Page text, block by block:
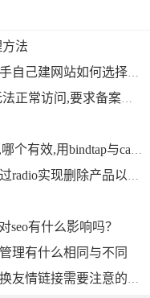
法
智能建站与传统建站有何不同？新手自己建网站如何选择比较好？
系统检测到您的域名 （）下站点无法正常访问,要求备案，网站服务器是海外的，域名是国内的，做海外业务需要备案吗
微信小程序view多级绑定点击事件,哪个有效,用bindtap与catchtap实现
微信小程序，购物车功能开发，通过radio实现删除产品以及批量删除功能实现
seo有什么影响吗？
理有什么相同与不同
梧州长洲网站建设哪家公司好，交换友情链接需要注意的几点？